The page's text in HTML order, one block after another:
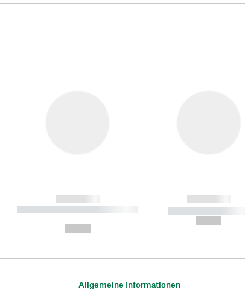
------------
----------- ----------- ----------
------------
----------- -----------
Allgemeine Informationen